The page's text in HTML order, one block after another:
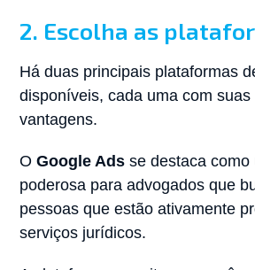
2. Escolha as
Há duas principais plataformas
disponíveis, cada uma com suas
vantagens.
O Google Adsse destaca
poderosa para advogados que
pessoas que estão ativamente
serviços jurídicos.